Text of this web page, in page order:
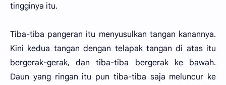
tingginya itu.
Tiba-tiba pangeran itu menyusulkan tangan kanannya.
Kini kedua tangan dengan telapak tangan di atas itu
bergerak-gerak, dan tiba-tiba bergerak ke bawah.
Daun yang ringan itu pun tiba-tiba saja meluncur ke